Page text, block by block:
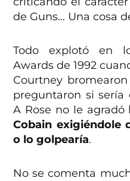
de Guns… Una cosa
Todo explotó en
Awards de 1992
Courtney
preguntaron si sería
A Rose no le
Cobain exigiéndole
o lo golpearía.
No se comenta